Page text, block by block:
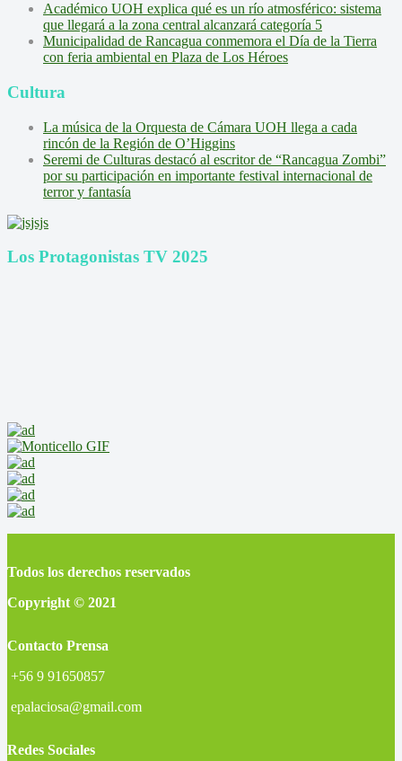
Académico UOH explica qué es un río atmosférico: sistema
que llegará a la zona central alcanzará categoría 5
Municipalidad de Rancagua conmemora el Día de la Tierra
con feria ambiental en Plaza de Los Héroes
Cultura
La música de la Orquesta de Cámara UOH llega a cada
rincón de la Región de O’Higgins
Seremi de Culturas destacó al escritor de “Rancagua Zombi”
por su participación en importante festival internacional de
terror y fantasía
Los Protagonistas TV 2025
Todos los derechos reservados
Copyright © 2021
Contacto Prensa
+56 9 91650857
epalaciosa@gmail.com
Redes Sociales